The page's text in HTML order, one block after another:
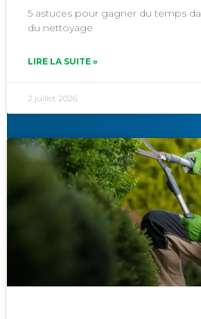
5 astuces pour gagner du temps
du nettoyage
LIRE LA SUITE »
2 juillet 2026